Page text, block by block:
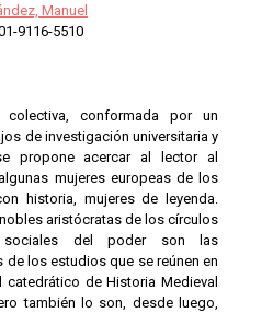
Manuel
9116-5510
conformada por un
de investigación universitaria y
propone acercar al lector al
mujeres europeas de los
historia, mujeres de leyenda.
aristócratas de los círculos
sociales del poder son las
los estudios que se reúnen en
de Historia Medieval
también lo son, desde luego,